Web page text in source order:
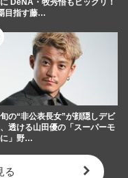
DeNA・牧秀悟もビックリ！
目指す藤…
の“非公表長女”が顔隠しデビ
透ける山田優の「スーパーモ
」野…
る